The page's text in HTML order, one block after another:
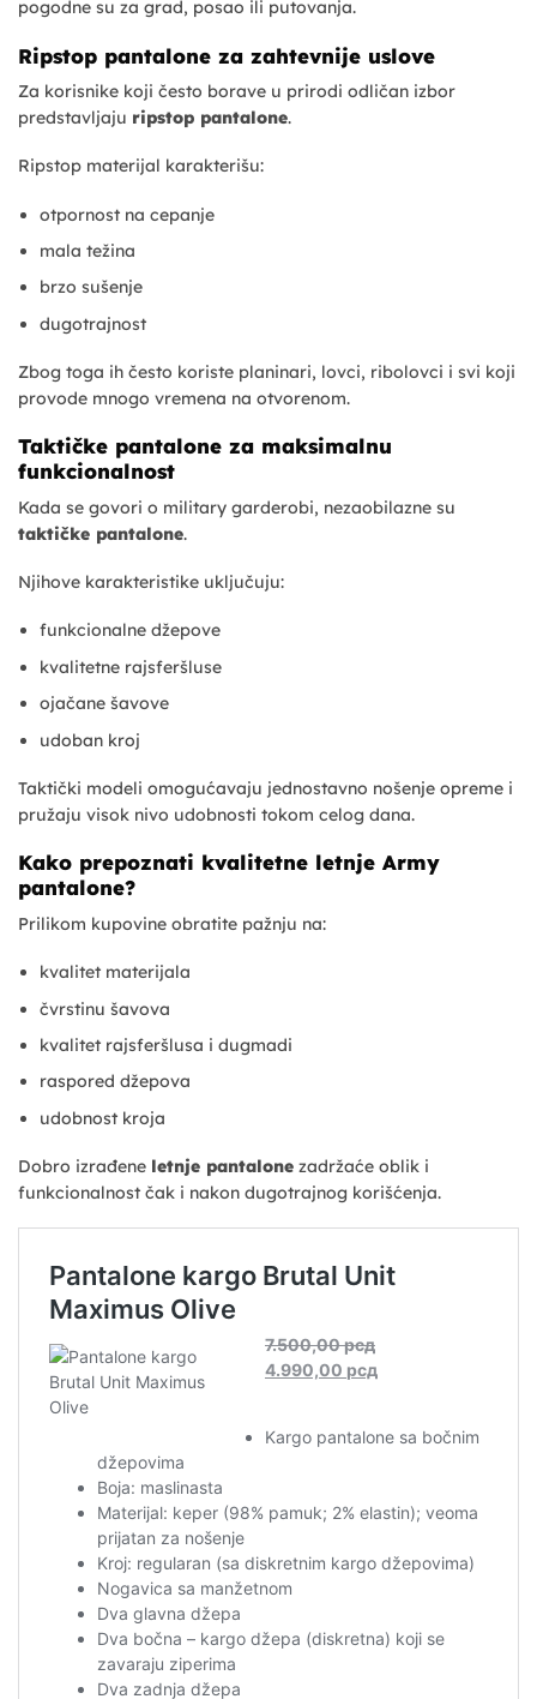
pogodne su za grad, posao ili putovanja.
Ripstop pantalone za zahtevnije uslove
Za korisnike koji često borave u prirodi odličan izbor
predstavljaju ripstop pantalone.
Ripstop materijal karakterišu:
otpornost na cepanje
mala težina
brzo sušenje
dugotrajnost
Zbog toga ih često koriste planinari, lovci, ribolovci i svi koji
provode mnogo vremena na otvorenom.
Taktičke pantalone za maksimalnu
funkcionalnost
Kada se govori o military garderobi, nezaobilazne su
taktičke pantalone.
Njihove karakteristike uključuju:
funkcionalne džepove
kvalitetne rajsferšluse
ojačane šavove
udoban kroj
Taktički modeli omogućavaju jednostavno nošenje opreme i
pružaju visok nivo udobnosti tokom celog dana.
Kako prepoznati kvalitetne letnje Army
pantalone?
Prilikom kupovine obratite pažnju na:
kvalitet materijala
čvrstinu šavova
kvalitet rajsferšlusa i dugmadi
raspored džepova
udobnost kroja
Dobro izrađene letnje pantalone zadržaće oblik i
funkcionalnost čak i nakon dugotrajnog korišćenja.